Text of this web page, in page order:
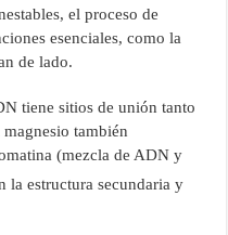
el proceso de
esenciales, como la
de lado.
tiene sitios de unión tanto
también
(mezcla de ADN y
la estructura secundaria y